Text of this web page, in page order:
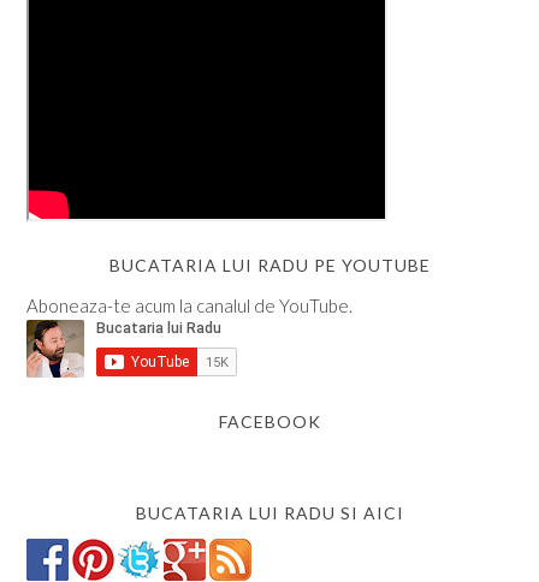
BUCATARIA LUI RADU PE YOUTUBE
Aboneaza-te acum la canalul de YouTube.
FACEBOOK
BUCATARIA LUI RADU SI AICI